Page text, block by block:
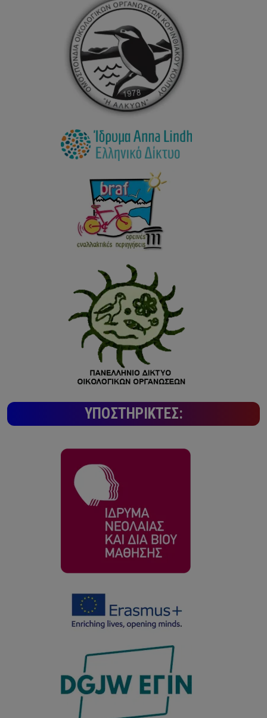
ΥΠΟΣΤΗΡΙΚΤΈΣ: